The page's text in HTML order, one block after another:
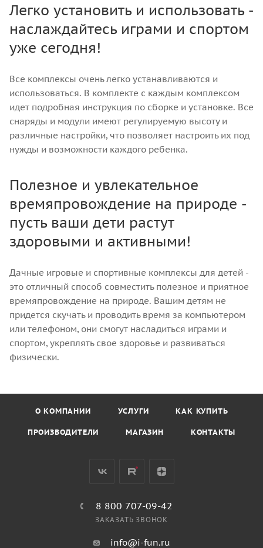
Легко установить и использовать -
наслаждайтесь играми и спортом
уже сегодня!
Все комплексы очень легко устанавливаются и
использоваться. В комплекте с каждым комплексом
идет подробная инструкция по сборке и установке. Все
снаряды и модули имеют регулируемую высоту и
различные настройки, что позволяет настроить их под
нужды и возможности каждого ребенка.
Полезное и увлекательное
времяпровождение на природе -
пусть ваши дети растут
здоровыми и активными!
Дачные игровые и спортивные комплексы для детей -
это отличный способ совместить полезное и приятное
времяпровождение на природе. Вашим детям не
придется скучать и проводить время за компьютером
или телефоном, они смогут насладиться играми и
спортом, укреплять свое здоровье и развиваться
физически.
О КОМПАНИИ УСЛУГИ КАК КУПИТЬ
ПРОИЗВОДИТЕЛИ МАГАЗИН КОНТАКТЫ
8 800 707-09-42
ЗАКАЗАТЬ ЗВОНОК
info@i-fun.ru